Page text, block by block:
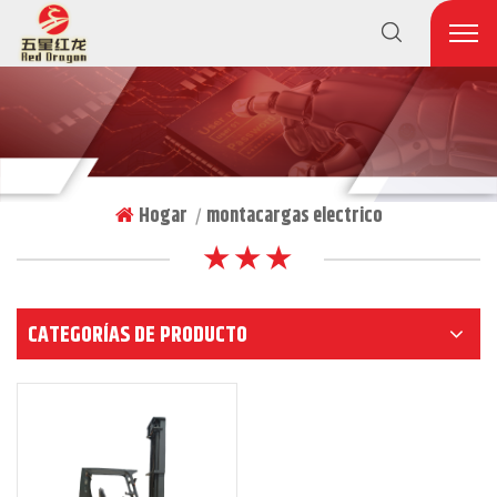
Hogar | montacargas electrico
★ ★ ★
CATEGORÍAS DE PRODUCTO